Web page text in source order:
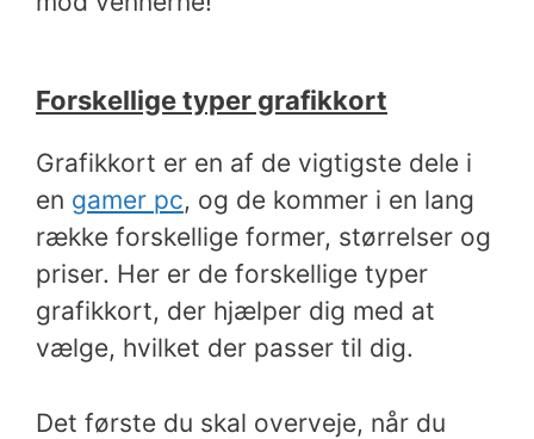
Forskellige typer grafikkort
Grafikkort er en af de vigtigste dele i
en gamer pc, og de kommer i en lang
række forskellige former, størrelser og
priser. Her er de forskellige typer
grafikkort, der hjælper dig med at
vælge, hvilket der passer til dig.
Det første du skal overveje, når du